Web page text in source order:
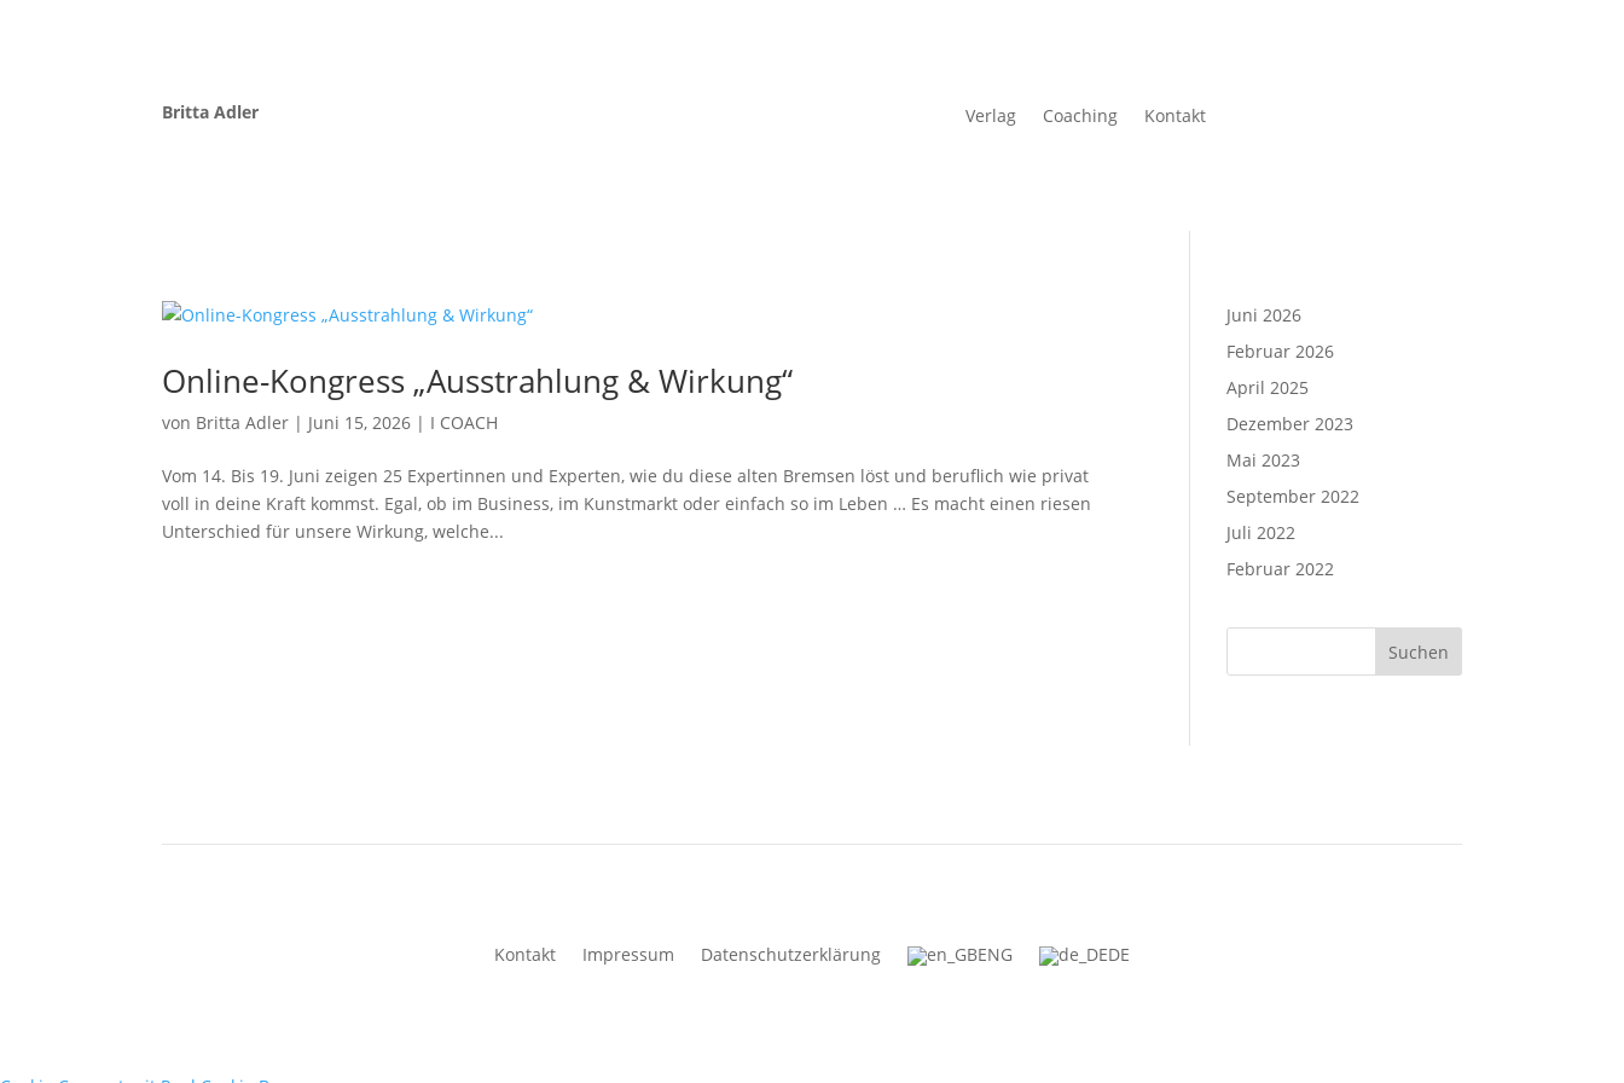
Britta Adler Verlag Coaching Kontakt
Online-Kongress „Ausstrahlung & Wirkung“
von Britta Adler | Juni 15, 2026 | I COACH
Vom 14. Bis 19. Juni zeigen 25 Expertinnen und Experten, wie du diese alten Bremsen löst und beruflich wie privat
voll in deine Kraft kommst. Egal, ob im Business, im Kunstmarkt oder einfach so im Leben … Es macht einen riesen
Unterschied für unsere Wirkung, welche...
Juni 2026
Februar 2026
April 2025
Dezember 2023
Mai 2023
September 2022
Juli 2022
Februar 2022
Suchen
Kontakt Impressum Datenschutzerklärung ENG DE